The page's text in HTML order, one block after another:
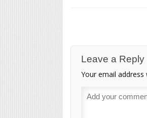
Leave a Reply
Your email address